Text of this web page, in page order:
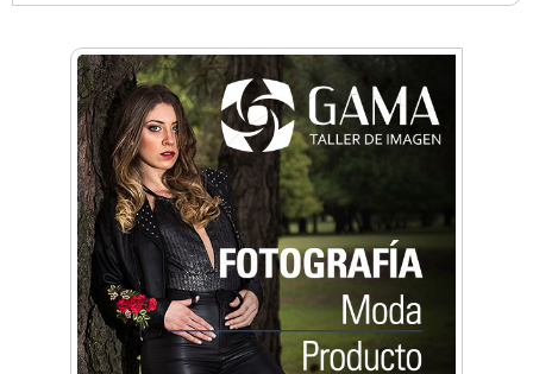
crecimiento personal
Arq. Horacio Alejandro Sánchez
Artística ApasionArte
Artística Catalina